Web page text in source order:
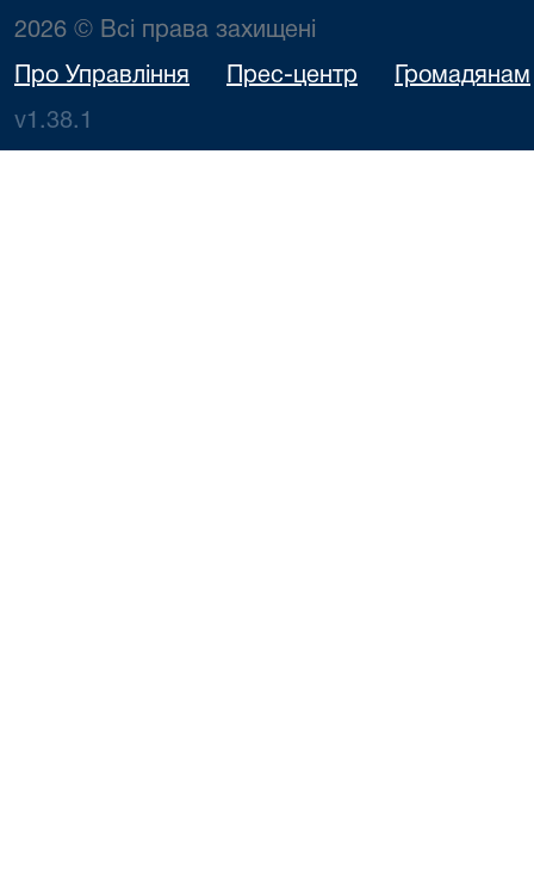
2026 © Всі права захищені
Про Управління Прес-центр Громадянам
v1.38.1